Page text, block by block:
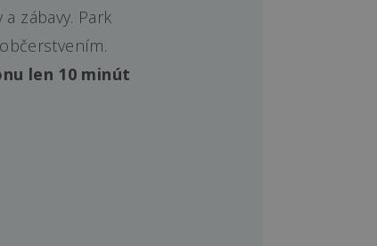
zábavy. Park
len 10 minút